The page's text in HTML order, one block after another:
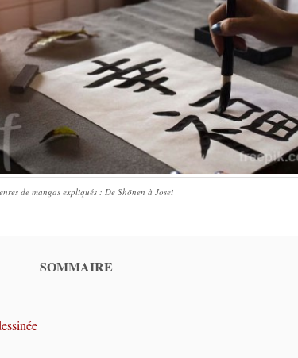
de mangas expliqués : De Shōnen à Josei
SOMMAIRE